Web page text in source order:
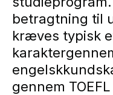
betragtning til
kræves typisk
gennem